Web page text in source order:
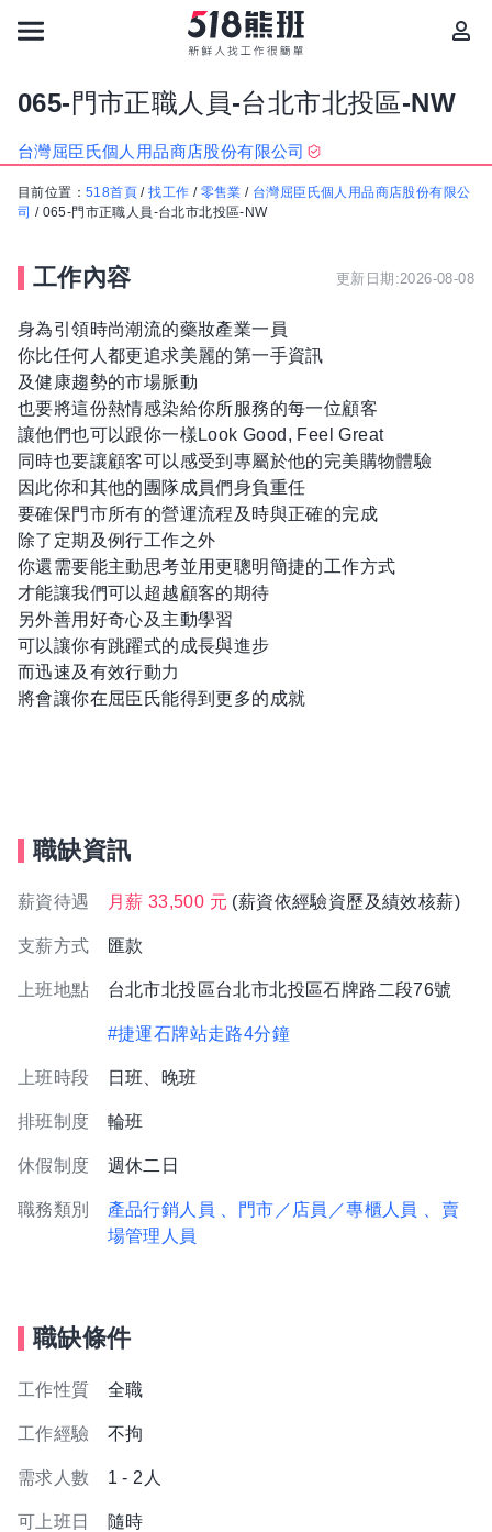
065-門市正職人員-台北市北投區-NW
台灣屈臣氏個人用品商店股份有限公司
目前位置： 518首頁 /找工作 / 零售業 / 台灣屈臣氏個人用品商店股份有限公
司 / 065-門市正職人員-台北市北投區-NW
工作內容 更新日期:2026-08-08
身為引領時尚潮流的藥妝產業一員
你比任何人都更追求美麗的第一手資訊
及健康趨勢的市場脈動
也要將這份熱情感染給你所服務的每一位顧客
讓他們也可以跟你一樣Look Good, Feel Great
同時也要讓顧客可以感受到專屬於他的完美購物體驗
因此你和其他的團隊成員們身負重任
要確保門市所有的營運流程及時與正確的完成
除了定期及例行工作之外
你還需要能主動思考並用更聰明簡捷的工作方式
才能讓我們可以超越顧客的期待
另外善用好奇心及主動學習
可以讓你有跳躍式的成長與進步
而迅速及有效行動力
將會讓你在屈臣氏能得到更多的成就
職缺資訊
薪資待遇 月薪 33,500 元 (薪資依經驗資歷及績效核薪)
支薪方式 匯款
上班地點 台北市北投區台北市北投區石牌路二段76號
#捷運石牌站走路4分鐘
上班時段 日班、晚班
排班制度 輪班
休假制度 週休二日
職務類別 產品行銷人員 、門市／店員／專櫃人員
、賣
場管理人員
職缺條件
工作性質 全職
工作經驗 不拘
需求人數 1 - 2人
可上班日 隨時